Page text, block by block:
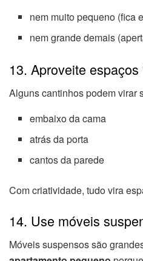
nem muito pequeno (fica
nem grande demais
13. Aproveite espaços
Alguns cantinhos podem virar
embaixo da cama
atrás da porta
cantos da parede
Com criatividade, tudo vira
14. Use móveis
Móveis suspensos são